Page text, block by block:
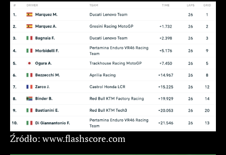
Źródło: www.flashscore.com